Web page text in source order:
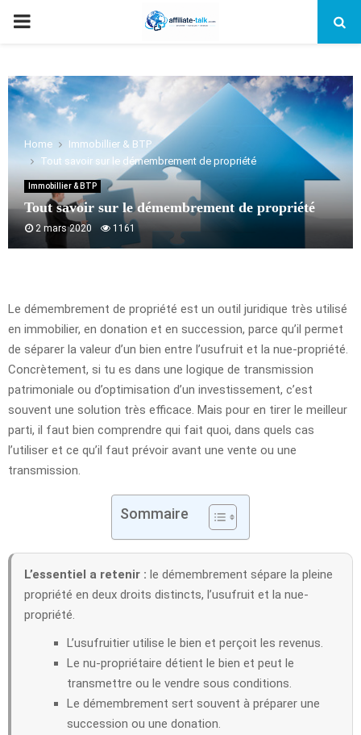
PRIMARY
Home
Immobillier & BTP
Tout savoir sur le démembrement de propriété
Immobillier & BTP
Tout savoir sur le démembrement de propriété
2 mars 2020 1161
Le démembrement de propriété est un outil juridique très utilisé
en immobilier, en donation et en succession, parce qu’il permet
de séparer la valeur d’un bien entre l’usufruit et la nue-propriété.
Concrètement, si tu es dans une logique de transmission
patrimoniale ou d’optimisation d’un investissement, c’est
souvent une solution très efficace. Mais pour en tirer le meilleur
parti, il faut bien comprendre qui fait quoi, dans quels cas
l’utiliser et ce qu’il faut prévoir avant une vente ou une
transmission.
Sommaire
L’essentiel a retenir : le démembrement sépare la pleine
propriété en deux droits distincts, l’usufruit et la nue-
propriété.
L’usufruitier utilise le bien et perçoit les revenus.
Le nu-propriétaire détient le bien et peut le
transmettre ou le vendre sous conditions.
Le démembrement sert souvent à préparer une
succession ou une donation.